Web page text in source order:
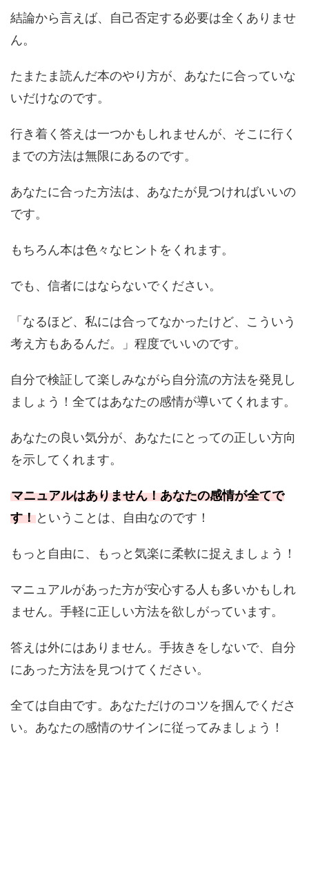
結論から言えば、自己否定する必要は全くありませ
ん。
たまたま読んだ本のやり方が、あなたに合っていな
いだけなのです。
行き着く答えは一つかもしれませんが、そこに行く
までの方法は無限にあるのです。
あなたに合った方法は、あなたが見つければいいの
です。
もちろん本は色々なヒントをくれます。
でも、信者にはならないでください。
「なるほど、私には合ってなかったけど、こういう
考え方もあるんだ。」程度でいいのです。
自分で検証して楽しみながら自分流の方法を発見し
ましょう！全てはあなたの感情が導いてくれます。
あなたの良い気分が、あなたにとっての正しい方向
を示してくれます。
マニュアルはありません！あなたの感情が全てで
す！ということは、自由なのです！
もっと自由に、もっと気楽に柔軟に捉えましょう！
マニュアルがあった方が安心する人も多いかもしれ
ません。手軽に正しい方法を欲しがっています。
答えは外にはありません。手抜きをしないで、自分
にあった方法を見つけてください。
全ては自由です。あなただけのコツを掴んでくださ
い。あなたの感情のサインに従ってみましょう！